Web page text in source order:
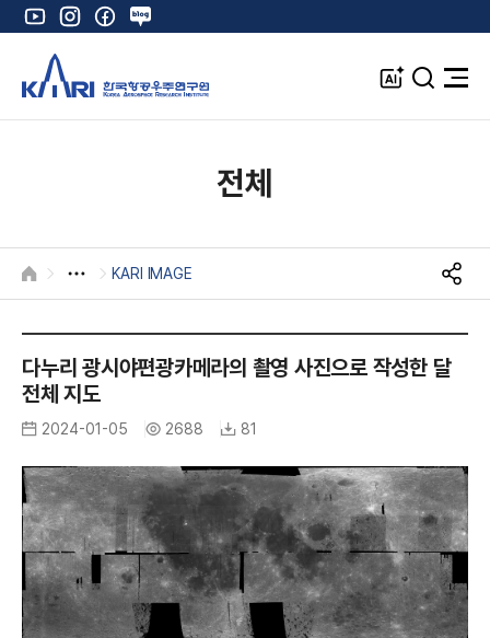
유
튜
인
스
타
그
램
페
이
북
네
이
블
로
K
A
A
검
전
전체
HOME KARI IMAGE
S
N
유
A
R
I
I
M
A
G
다누리 광시야편광카메라의 촬영 사진으로 작성한 달
전체 지도
2024-01-05 2688 81